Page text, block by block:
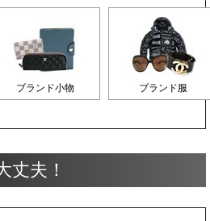
ブランド小物 ブランド服
丈夫！